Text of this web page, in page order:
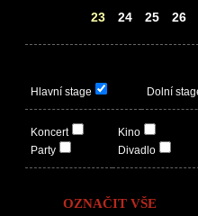
23 24 25 26
Hlavní stage Dolní
Koncert
Party
Kino
Divadlo
OZNAČIT VŠE